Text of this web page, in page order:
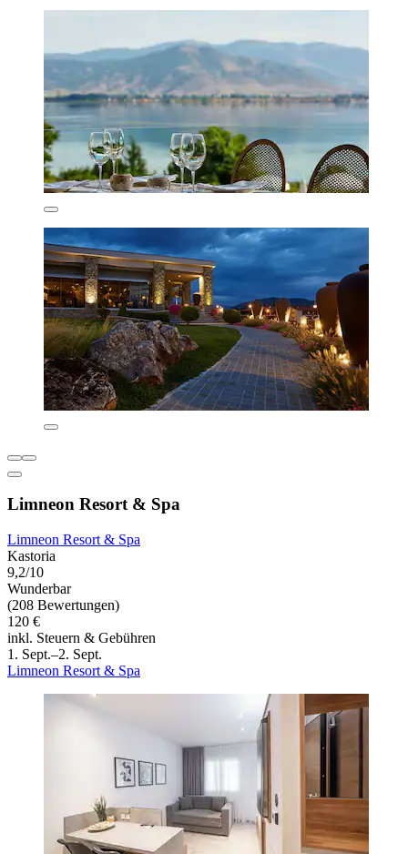
Limneon Resort & Spa
Limneon Resort & Spa
Kastoria
9,2/10
Wunderbar
(208 Bewertungen)
120 €
inkl. Steuern & Gebühren
1. Sept.–2. Sept.
Limneon Resort & Spa